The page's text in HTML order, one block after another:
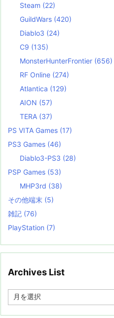
Steam (22)
GuildWars (420)
Diablo3 (24)
C9 (135)
MonsterHunterFrontier (656)
RF Online (274)
Atlantica (129)
AION (57)
TERA (37)
PS VITA Games (17)
PS3 Games (46)
Diablo3-PS3 (28)
PSP Games (53)
MHP3rd (38)
その他端末 (5)
雑記 (76)
PlayStation (7)
Archives List